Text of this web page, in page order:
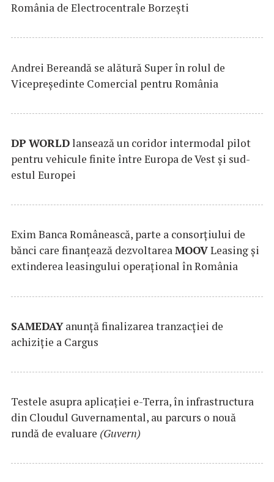
România de Electrocentrale Borzești
Andrei Bereandă se alătură Super în rolul de
Vicepreședinte Comercial pentru România
DP WORLDlansează un coridor intermodal pilot
pentru vehicule finite între Europa de Vest și sud-
estul Europei
Exim Banca Românească, parte a consorțiului de
bănci care finanțează dezvoltareaMOOVLeasing și
extinderea leasingului operațional în România
SAMEDAYanunță finalizarea tranzacției de
achiziție a Cargus
Testele asupra aplicaţiei e-Terra, în infrastructura
din Cloudul Guvernamental, au parcurs o nouă
rundă de evaluare (Guvern)